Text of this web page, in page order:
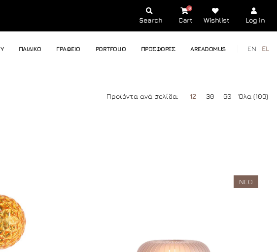
Search Cart
0
Wishlist Log in
ΠΑΙΔΙΚΟ ΓΡΑΦΕΙΟ PORTFOLIO ΠΡΟΣΦΟΡΕΣ AREADOMUS EN | EL
Προϊόντα ανά σελίδα: 12 30 60 Όλα (109)
ΝΕΟ